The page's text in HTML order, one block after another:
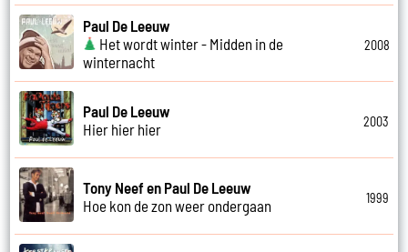
Paul De Leeuw
Het wordt winter - Midden in de
winternacht
2008
Paul De Leeuw
Hier hier hier
2003
Tony Neef en Paul De Leeuw
Hoe kon de zon weer ondergaan
1999